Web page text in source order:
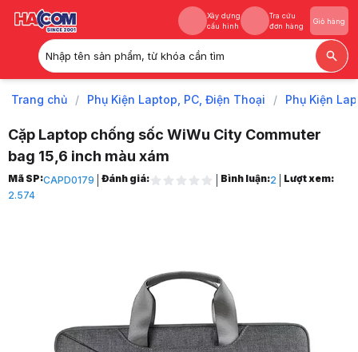
Xây dựng
cấu hình
Tra cứu
đơn hàng
Giỏ hàng
Nhập tên sản phẩm, từ khóa cần tìm
Xây dựng
Tra cứu
Trang chủ / Phụ Kiện Laptop, PC, Điện Thoại / Phụ Kiện
Cặp Laptop chống sốc WiWu City Commuter
bag 15,6 inch màu xám
Trang chủ
1
Cặp Laptop chống sốc WiWu City Commuter bag 15,6 inch màu xám
Mã SP:CAPD0179 Đánh giá: Bình luận:2
Lượt xem:
2.574